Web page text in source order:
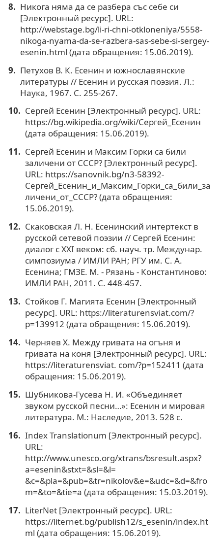
Никога няма да се разбера със себе си
[Электронный ресурс]. URL:
http://webstage.bg/li-ri-chni-otkloneniya/5558-
nikoga-nyama-da-se-razbera-sas-sebe-si-sergey-
esenin.html (дата обращения: 15.06.2019).
Петухов В. К. Есенин и южнославянские
литературы // Есенин и русская поэзия. Л.:
Наука, 1967. С. 255-267.
Сергей Есенин [Электронный ресурс]. URL:
https://bg.wikipedia.org/wiki/Сергей_Есенин
(дата обращения: 15.06.2019).
Сергей Есенин и Максим Горки са били
заличени от СССР? [Электронный ресурс].
URL: https://sanovnik.bg/n3-58392-
Сергей_Есенин_и_Максим_Горки_са_били_за
личени_от_СССР? (дата обращения:
15.06.2019).
Скаковская Л. Н. Есенинский интертекст в
русской сетевой поэзии // Сергей Есенин:
диалог с XXI веком: сб. науч. тр. Междунар.
симпозиума / ИМЛИ РАН; РГУ им. С. А.
Есенина; ГМЗЕ. М. - Рязань - Константиново:
ИМЛИ РАН, 2011. С. 448-457.
Стойков Г. Магията Есенин [Электронный
ресурс]. URL: https://literaturensviat.com/?
p=139912 (дата обращения: 15.06.2019).
Черняев Х. Между гривата на огъня и
гривата на коня [Электронный ресурс]. URL:
https://literaturensviat. com/?p=152411 (дата
обращения: 15.06.2019).
Шубникова-Гусева Н. И. «Объединяет
звуком русской песни…»: Есенин и мировая
литература. М.: Наследие, 2013. 528 с.
Index Translationum [Электронный ресурс].
URL:
http://www.unesco.org/xtrans/bsresult.aspx?
a=esenin&stxt=&sl=&l=
&c=&pla=&pub=&tr=nikolov&e=&udc=&d=&fro
m=&to=&tie=a (дата обращения: 15.03.2019).
LiterNet [Электронный ресурс]. URL:
https://liternet.bg/publish12/s_esenin/index.ht
ml (дата обращения: 15.06.2019).